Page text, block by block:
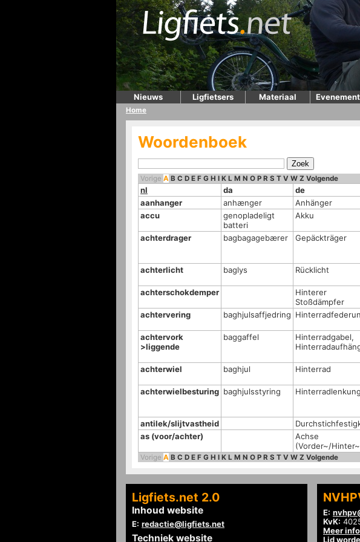
Nieuws Ligfietsers Materiaal
Home
Woordenboek
Vorige A B C D E F G H I K L M N O P R S T V W Z Volgende
nl da de
aanhanger
anhænger Anhänger
accu
genopladeligt
batteri
Akku
achterdrager bagbagagebærer Gepäckträger
achterlicht baglys Rücklicht
achterschokdemper
Hinterer
Stoßdämpfer
achtervering
baghjulsaffjedring
achtervork
>liggende
baggaffel
Hinterradgabel,
achterwiel baghjul Hinterrad
achterwielbesturing baghjulsstyring Hinterradlenkung
antilek/slijtvastheid
as (voor/achter)
Achse
(Vorder~/
Vorige A B C D E F G H I K L M N O P R S T V W Z Volgende
Ligfiets.net 2.0
Inhoud website
E: redactie@ligfiets.net
Techniek website
E:
KvK:
Meer
Lid